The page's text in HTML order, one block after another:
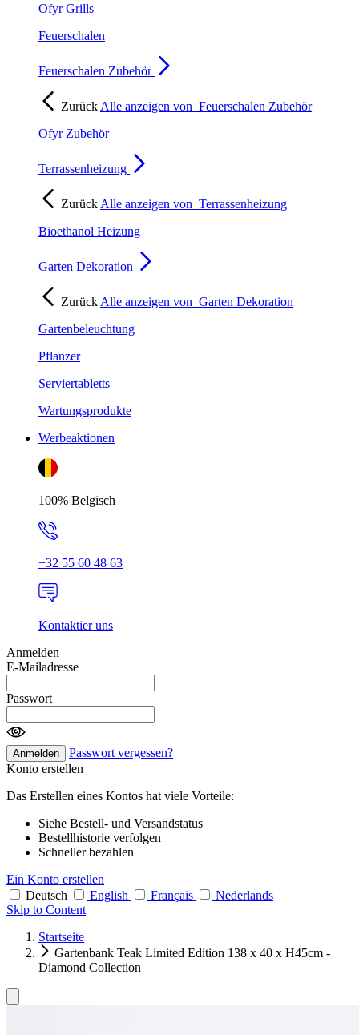
Ofyr Grills
Feuerschalen
Feuerschalen Zubehör
Zurück Alle anzeigen von Feuerschalen Zubehör
Ofyr Zubehör
Terrassenheizung
Zurück Alle anzeigen von Terrassenheizung
Bioethanol Heizung
Garten Dekoration
Zurück Alle anzeigen von Garten Dekoration
Gartenbeleuchtung
Pflanzer
Serviertabletts
Wartungsprodukte
Werbeaktionen
100% Belgisch
+32 55 60 48 63
Kontaktier uns
Anmelden
E-Mailadresse
Passwort
Anmelden
Passwort vergessen?
Konto erstellen
Das Erstellen eines Kontos hat viele Vorteile:
Siehe Bestell- und Versandstatus
Bestellhistorie verfolgen
Schneller bezahlen
Ein Konto erstellen
Deutsch
English Français
Nederlands
Skip to Content
Startseite
Gartenbank Teak Limited Edition 138 x 40 x H45cm -
Diamond Collection